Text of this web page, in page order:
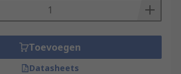
Toevoegen
Datasheets